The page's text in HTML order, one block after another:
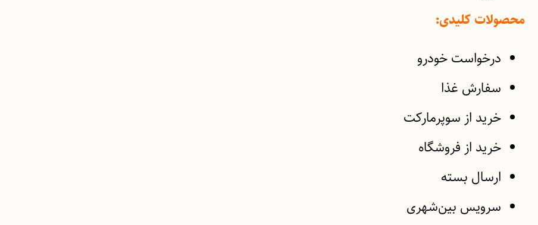
محصولات کلیدی:
درخواست خودرو
سفارش غذا
خرید از سوپرمارکت
خرید از فروشگاه
ارسال بسته
سرویس بین‌شهری